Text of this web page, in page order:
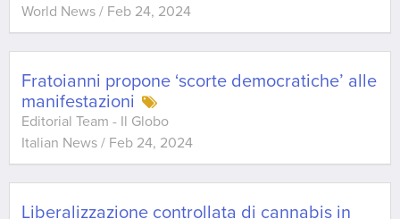
World News / Feb 24, 2024
Fratoianni propone ‘scorte democratiche’ alle
manifestazioni
Editorial Team - Il Globo
Italian News / Feb 24, 2024
Liberalizzazione controllata di cannabis in